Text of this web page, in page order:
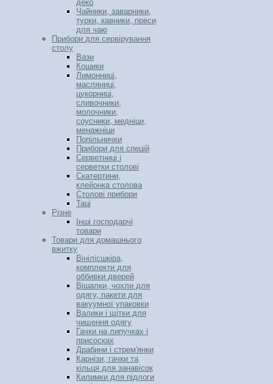
деко
Чайники, заварники,
турки, кавники, преси
для чаю
Прибори для сервірування
столу
Вази
Кошики
Лимонниці,
масляниці,
цукорниці,
сливочники,
молочники,
соусники, медніци,
менажніци
Попільнички
Прибори для спецій
Серветниці і
серветки столові
Скатертини,
клейонка столова
Столові прибори
Таці
Різне
Інші господарчі
товари
Товари для домашнього
вжитку
Вінілісшкіра,
комплекти для
оббивки дверей
Вішалки, чохли для
одягу, пакети для
вакуумної упаковки
Валики і щітки для
чищення одягу
Гачки на липучках і
присосках
Драбини і стрем'янки
Карнізи, гачки та
кільця для занавісок
Килимки для підлоги